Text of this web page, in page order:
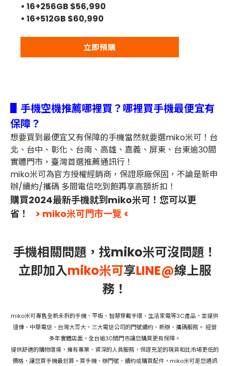
• 16+256GB $56,990
• 16+512GB $60,990
立即預購
▋手機空機推薦哪裡買？哪裡買手機最便宜有
保障？
想要買到最便宜又有保障的手機當然就要選miko米可！台
北、台中、彰化、台南、高雄、嘉義、屏東、台東逾30間
實體門市，臺灣首選推薦通訊行！
miko米可為官方授權經銷商，保證原廠保固，不論是新申
辦/續約/攜碼 多間電信吃到飽再享高額折扣！
購買2024最新手機就到miko米可！您可以更
省！
> miko米可門市一覽 <
手機相關問題，找miko米可沒問題！
立即加入miko米可享LINE@線上服
務！
miko米可專售全新未拆的手機、平板、智慧穿戴手環、生活家電等3C產品，並提供
遠傳、中華電信、台灣大哥大，三大電信公司的門號續約、新辦、攜碼服務。 經營
多年實體店面，全台逾30間門市讓您購買更有保障。
提供舒適的購物環境，擁有專業、資深的人員服務，保證充足的現貨和比市場更低的
價格，讓您買手機最划算。買手機、辦門號、續約或購買配件，miko米可是您通訊